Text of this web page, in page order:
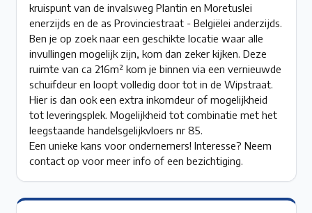
kruispunt van de invalsweg Plantin en Moretuslei
enerzijds en de as Provinciestraat - Belgiëlei anderzijds.
Ben je op zoek naar een geschikte locatie waar alle
invullingen mogelijk zijn, kom dan zeker kijken. Deze
ruimte van ca 216m² kom je binnen via een vernieuwde
schuifdeur en loopt volledig door tot in de Wipstraat.
Hier is dan ook een extra inkomdeur of mogelijkheid
tot leveringsplek. Mogelijkheid tot combinatie met het
leegstaande handelsgelijkvloers nr 85.
Een unieke kans voor ondernemers! Interesse? Neem
contact op voor meer info of een bezichtiging.